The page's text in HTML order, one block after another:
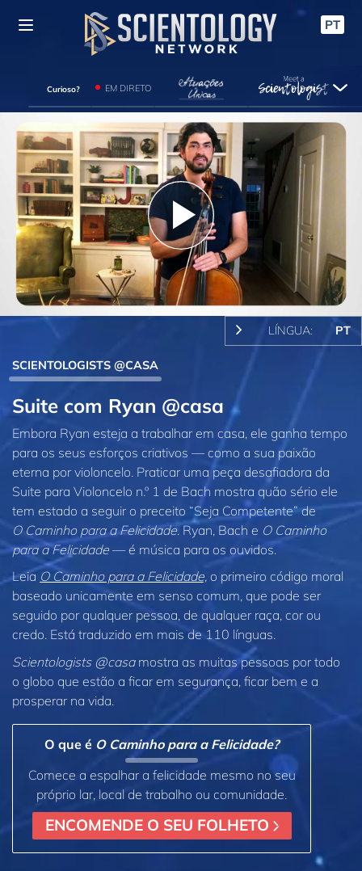
PT
Curioso? EM DIRETO
Play
Video
LÍNGUA: PT
SCIENTOLOGISTS @CASA
Suite com Ryan @casa
Embora Ryan esteja a trabalhar em casa, ele ganha tempo
para os seus esforços criativos — como a sua paixão
eterna por violoncelo. Praticar uma peça desafiadora da
Suite para Violoncelo n.º 1 de Bach mostra quão sério ele
tem estado a seguir o preceito “Seja Competente” de
O Caminho para a Felicidade. Ryan, Bach e O Caminho
para a Felicidade — é música para os ouvidos.
Leia O Caminho para a Felicidade, o primeiro código moral
baseado unicamente em senso comum, que pode ser
seguido por qualquer pessoa, de qualquer raça, cor ou
credo. Está traduzido em mais de 110 línguas.
Scientologists @casamostra as muitas pessoas por todo
o globo que estão a ficar em segurança, ficar bem e a
prosperar na vida.
O que é O Caminho para a Felicidade?
Comece a espalhar a felicidade mesmo no seu
próprio lar, local de trabalho ou comunidade.
ENCOMENDE O SEU FOLHETO